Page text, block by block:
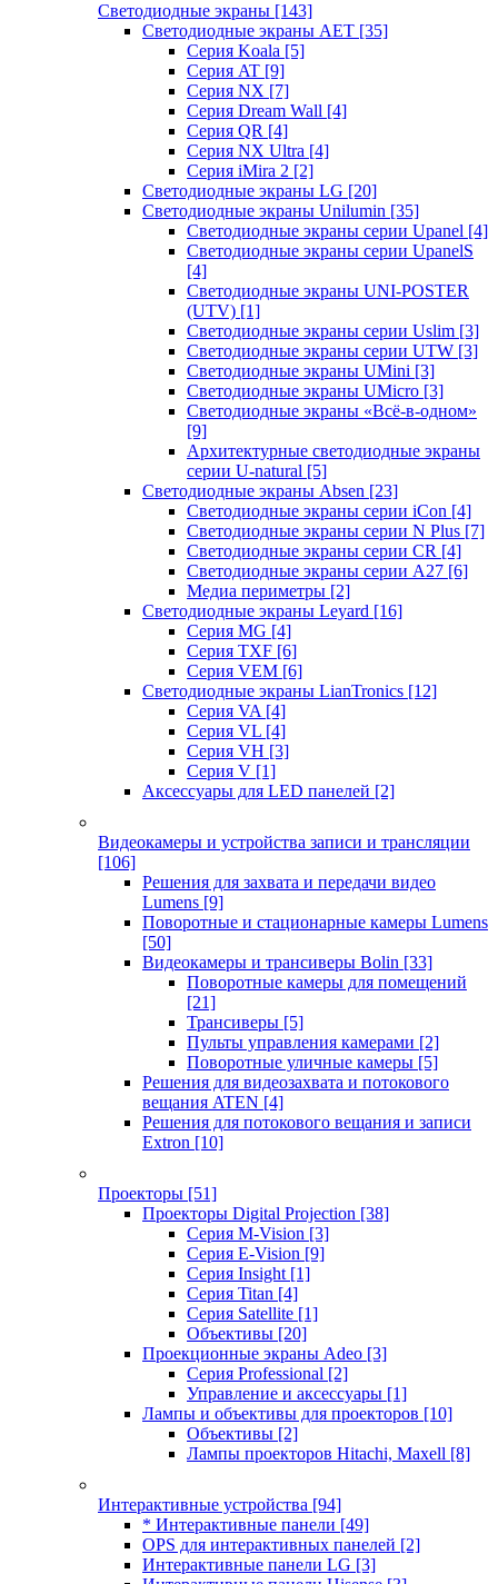
Светодиодные экраны [143]
Светодиодные экраны AET [35]
Cерия Koala [5]
Серия AT [9]
Серия NX [7]
Серия Dream Wall [4]
Серия QR [4]
Серия NX Ultra [4]
Серия iMira 2 [2]
Светодиодные экраны LG [20]
Светодиодные экраны Unilumin [35]
Светодиодные экраны серии Upanel [4]
Светодиодные экраны серии UpanelS
[4]
Светодиодные экраны UNI-POSTER
(UTV) [1]
Светодиодные экраны серии Uslim [3]
Светодиодные экраны серии UTW [3]
Светодиодные экраны UMini [3]
Светодиодные экраны UMicro [3]
Светодиодные экраны «Всё-в-одном»
[9]
Архитектурные светодиодные экраны
серии U-natural [5]
Светодиодные экраны Absen [23]
Светодиодные экраны серии iCon [4]
Светодиодные экраны серии N Plus [7]
Светодиодные экраны серии CR [4]
Светодиодные экраны серии А27 [6]
Медиа периметры [2]
Светодиодные экраны Leyard [16]
Серия MG [4]
Серия TXF [6]
Серия VEM [6]
Светодиодные экраны LianTronics [12]
Серия VA [4]
Серия VL [4]
Серия VH [3]
Серия V [1]
Аксессуары для LED панелей [2]
Видеокамеры и устройства записи и трансляции
[106]
Решения для захвата и передачи видео
Lumens [9]
Поворотные и стационарные камеры Lumens
[50]
Видеокамеры и трансиверы Bolin [33]
Поворотные камеры для помещений
[21]
Трансиверы [5]
Пульты управления камерами [2]
Поворотные уличные камеры [5]
Решения для видеозахвата и потокового
вещания ATEN [4]
Решения для потокового вещания и записи
Extron [10]
Проекторы [51]
Проекторы Digital Projection [38]
Серия M-Vision [3]
Серия E-Vision [9]
Серия Insight [1]
Серия Titan [4]
Серия Satellite [1]
Объективы [20]
Проекционные экраны Adeo [3]
Серия Professional [2]
Управление и аксессуары [1]
Лампы и объективы для проекторов [10]
Объективы [2]
Лампы проекторов Hitachi, Maxell [8]
Интерактивные устройства [94]
* Интерактивные панели [49]
OPS для интерактивных панелей [2]
Интерактивные панели LG [3]